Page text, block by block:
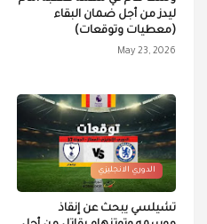
ليدز من أجل ضمان البقاء
(معطيات وتوقعات)
May 23, 2026
الدوري الانجليزي
تشيلسي يبحث عن إنقاذ